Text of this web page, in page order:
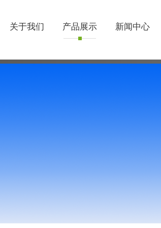
关于我们 产品展示 新闻中心